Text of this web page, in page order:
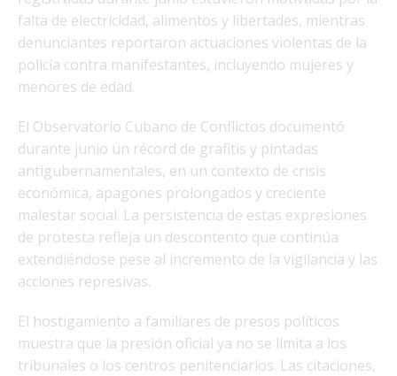
falta de electricidad, alimentos y libertades, mientras
denunciantes reportaron actuaciones violentas de la
policía contra manifestantes, incluyendo mujeres y
menores de edad.
El Observatorio Cubano de Conflictos documentó
durante junio un récord de grafitis y pintadas
antigubernamentales, en un contexto de crisis
económica, apagones prolongados y creciente
malestar social. La persistencia de estas expresiones
de protesta refleja un descontento que continúa
extendiéndose pese al incremento de la vigilancia y las
acciones represivas.
El hostigamiento a familiares de presos políticos
muestra que la presión oficial ya no se limita a los
tribunales o los centros penitenciarios. Las citaciones,